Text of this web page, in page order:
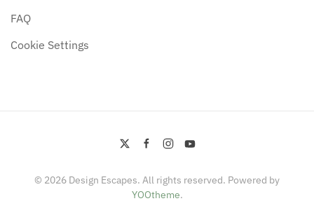
FAQ
Cookie Settings
© 2026 Design Escapes. All rights reserved. Powered by
YOOtheme.